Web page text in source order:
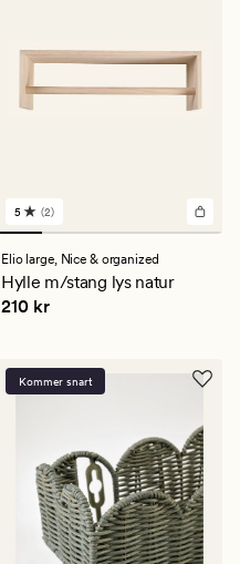
2
anmeldelser
med
en
gjennomsnittlig
vurdering
5 (2)
Elio large, Nice & organized
Hylle m/stang lys natur
Pris 210 kr
210 kr
Kommer snart